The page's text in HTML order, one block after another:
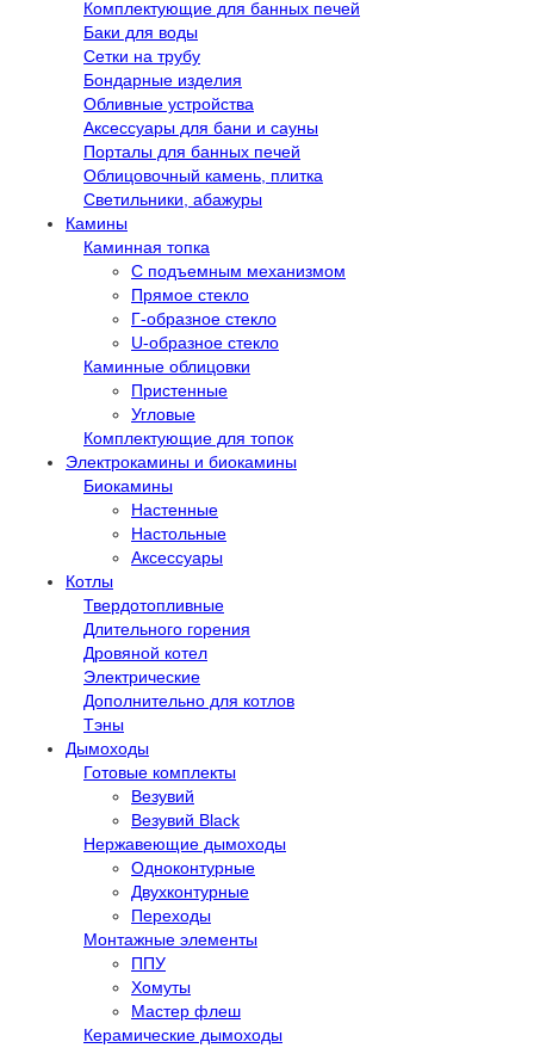
Комплектующие для банных печей
Баки для воды
Сетки на трубу
Бондарные изделия
Обливные устройства
Аксессуары для бани и сауны
Порталы для банных печей
Облицовочный камень, плитка
Светильники, абажуры
Камины
Каминная топка
С подъемным механизмом
Прямое стекло
Г-образное стекло
U-образное стекло
Каминные облицовки
Пристенные
Угловые
Комплектующие для топок
Электрокамины и биокамины
Биокамины
Настенные
Настольные
Аксессуары
Котлы
Твердотопливные
Длительного горения
Дровяной котел
Электрические
Дополнительно для котлов
Тэны
Дымоходы
Готовые комплекты
Везувий
Везувий Black
Нержавеющие дымоходы
Одноконтурные
Двухконтурные
Переходы
Монтажные элементы
ППУ
Хомуты
Мастер флеш
Керамические дымоходы